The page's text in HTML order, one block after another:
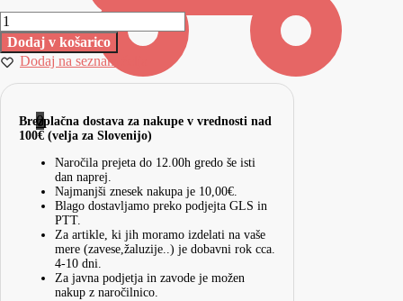
0
Dodaj v košarico
Dodaj na seznam želja
Brezplačna dostava za nakupe v vrednosti nad
100€ (velja za Slovenijo)
Naročila prejeta do 12.00h gredo še isti
dan naprej.
Najmanjši znesek nakupa je 10,00€.
Blago dostavljamo preko podjejta GLS in
PTT.
Za artikle, ki jih moramo izdelati na vaše
mere (zavese,žaluzije..) je dobavni rok cca.
4-10 dni.
Za javna podjetja in zavode je možen
nakup z naročilnico.